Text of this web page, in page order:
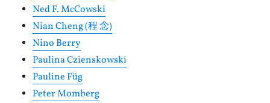
Ned F. McCowski
Nian Cheng (程 念)
Nino Berry
Paulina Czienskowski
Pauline Füg
Peter Momberg